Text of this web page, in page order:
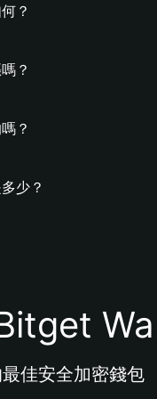
？
？
？
少？
佳安全加密錢包